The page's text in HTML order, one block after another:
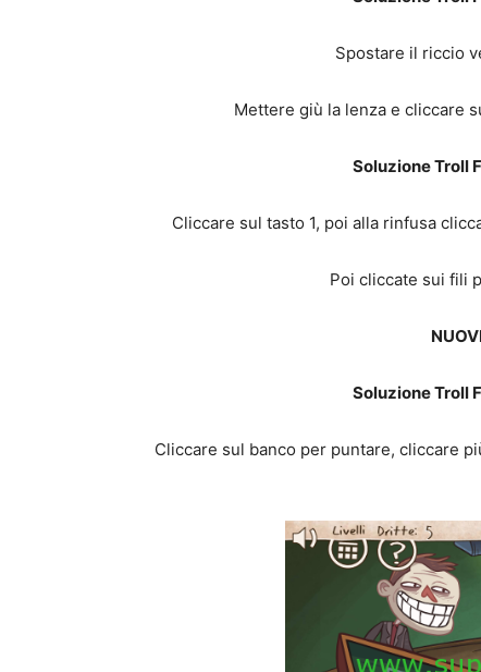
Spostare il riccio
Mettere giù la lenza e cliccare
Soluzione Troll
Cliccare sul tasto 1, poi alla rinfusa
Poi cliccate sui fili
Soluzione Troll
Cliccare sul banco per puntare, cliccare